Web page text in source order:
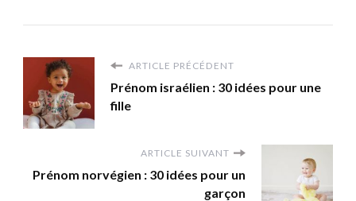
ARTICLE PRÉCÉDENT
Prénom israélien : 30 idées pour une
fille
ARTICLE SUIVANT
Prénom norvégien : 30 idées pour un
garçon